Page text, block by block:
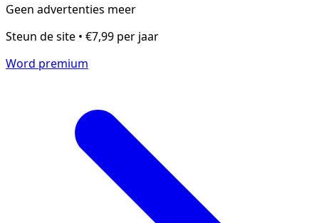
Geen advertenties meer
Steun de site • €7,99 per jaar
Word premium